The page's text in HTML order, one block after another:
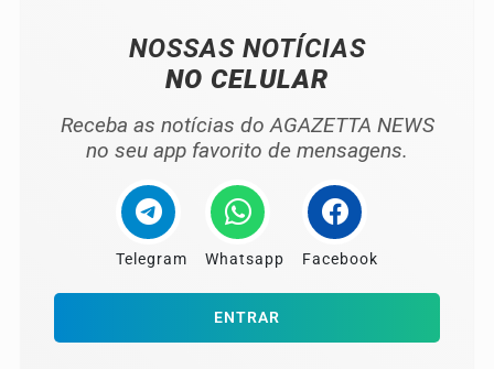
NOSSAS NOTÍCIAS
NO CELULAR
Receba as notícias do AGAZETTA NEWS
no seu app favorito de mensagens.
Telegram Whatsapp Facebook
ENTRAR